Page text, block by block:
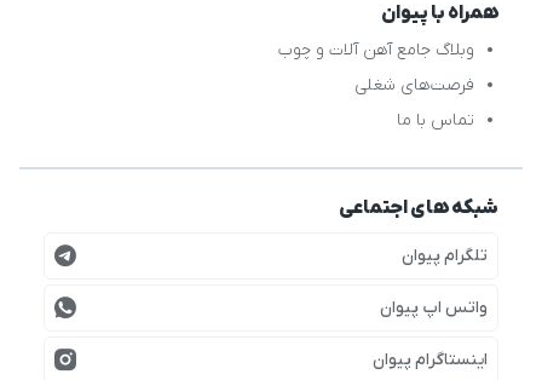
همراه با پیوان
وبلاگ جامع آهن آلات و چوب
فرصت‌های شغلی
تماس با ما
شبکه های اجتماعی
تلگرام پیوان
واتس اپ پیوان
اینستاگرام پیوان